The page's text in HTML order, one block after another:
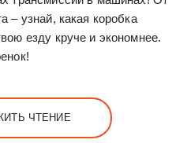
– узнай, какая коробка
езду круче и экономнее.
ЧТЕНИЕ